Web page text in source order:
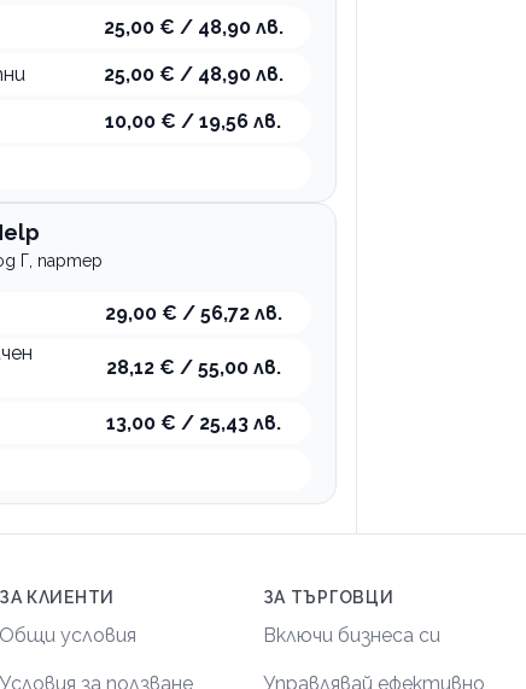
25,00 € / 48,90 лв.
25,00 € / 48,90 лв.
10,00 € / 19,56 лв.
Г, партер
29,00 € / 56,72 лв.
28,12 € / 55,00 лв.
13,00 € / 25,43 лв.
ЗА КЛИЕНТИ
Общи условия
Условия за ползване
ЗА ТЪРГОВЦИ
Включи бизнеса си
Управлявай ефективно